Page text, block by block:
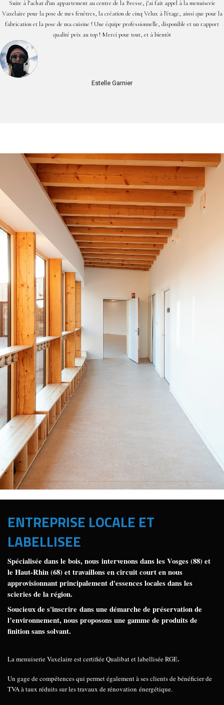
Suite à l’achat d’un appartement au centre de la Bresse, j’ai fait appel à la menuiserie
Vaxelaire pour la pose de mes fenêtres, la création de cinq Velux à l’étage, ainsi que pour la
fabrication et la pose de ma cuisine ! Une équipe professionnelle, disponible et un rapport
qualité prix au top ! Merci pour tout, et à bientôt
Estelle Garnier
ENTREPRISE LOCALE ET
LABELLISEE
Spécialisée dans le bois, nous intervenons dans les Vosges (88) et
le Haut-Rhin (68) et travaillons en circuit court en nous
approvisionnant principalement d'essences locales dans les
scieries de la région.
Soucieux de s'inscrire dans une démarche de préservation de
l’environnement, nous proposons une gamme de produits de
finition sans solvant.
La menuiserie Vaxelaire est certifiée Qualibat et labellisée RGE.
Un gage de compétences qui permet également à ses clients de bénéficier de
TVA à taux réduits sur les travaux de rénovation énergétique.